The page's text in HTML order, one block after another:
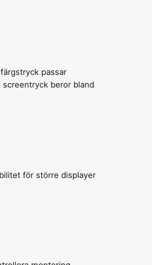
passar
beror bland
för större displayer